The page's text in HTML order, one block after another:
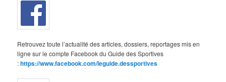
Retrouvez toute l’actualité des articles, dossiers, reportages mis en
ligne sur le compte Facebook du Guide des Sportives
:https://www.facebook.com/leguide.dessportives